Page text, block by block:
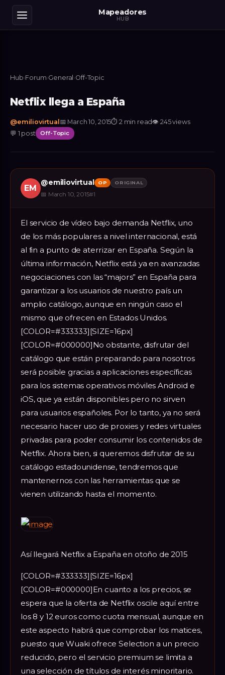
Mapeadores
HUB
Hub›Forum›General ›Off-Topic
Netflix llega a España
@emiliovirtual 📅 March 10, 2015⏱ 2 min read👁 245views
💬 1 post Off-Topic
EM
@emiliovirtual OP ORIGINAL
📅 March 10, 2015#1
El servicio de vídeo bajo demanda Netflix, uno
de los más populares a nivel internacional, está
al fin a punto de aterrizar en España. Según la
última información, Netflix está ya en avanzadas
negociaciones con las “majors” en España para
garantizar a los usuarios de nuestro país un
amplio catálogo, aunque en ningún caso el
mismo que ofrecen en Estados Unidos.
[COLOR=#333333][SIZE=16px]
[COLOR=#000000]No obstante, disfrutar del
catálogo que están preparando para nosotros
será posible gracias a aplicaciones específicas
para los sistemas operativos móviles Android e
iOS, que ya están disponibles pero no sirven
para usuarios españoles. Por lo tanto, ya no será
necesario hacer uso de proxies y redes virtuales
privadas para poder consumir los contenidos de
Netflix. Ahora bien, si queremos disfrutar de su
catálogo estadounidense, tendremos que
mantenernos con las herramientas que se
vienen utilizando hasta el momento.
Así llegará Netflix a España en otoño de 2015
[COLOR=#333333][SIZE=16px]
[COLOR=#000000]En cuanto a los precios, se
espera que la oferta de Netflix oscile aquí entre
los 8 y 12 euros como cuota mensual, aunque en
este aspecto habrá que comprobar los matices,
puesto que Wuaki ofrece Selection a un precio
reducido, pero el servicio premium se limita a
una selección de títulos de interés minoritario.